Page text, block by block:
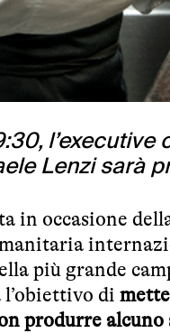
Lenzi sarà
in occasione
più grande
l’obiettivo di
produrre alcuno